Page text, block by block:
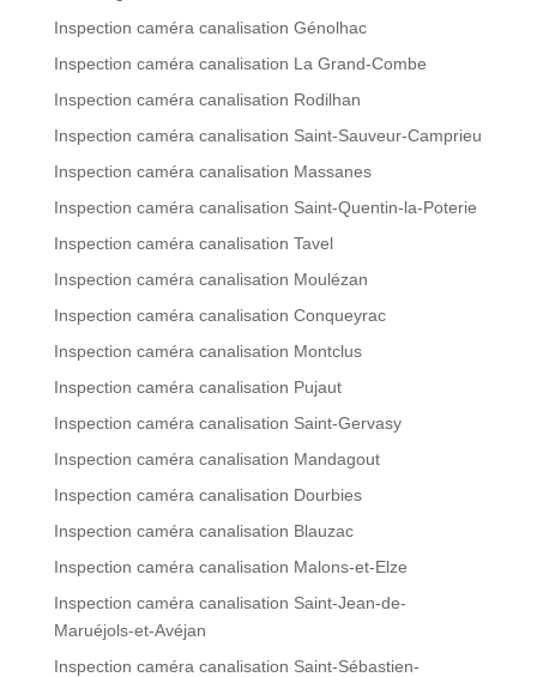
Inspection caméra canalisation Génolhac
Inspection caméra canalisation La Grand-Combe
Inspection caméra canalisation Rodilhan
Inspection caméra canalisation Saint-Sauveur-Camprieu
Inspection caméra canalisation Massanes
Inspection caméra canalisation Saint-Quentin-la-Poterie
Inspection caméra canalisation Tavel
Inspection caméra canalisation Moulézan
Inspection caméra canalisation Conqueyrac
Inspection caméra canalisation Montclus
Inspection caméra canalisation Pujaut
Inspection caméra canalisation Saint-Gervasy
Inspection caméra canalisation Mandagout
Inspection caméra canalisation Dourbies
Inspection caméra canalisation Blauzac
Inspection caméra canalisation Malons-et-Elze
Inspection caméra canalisation Saint-Jean-de-
Maruéjols-et-Avéjan
Inspection caméra canalisation Saint-Sébastien-